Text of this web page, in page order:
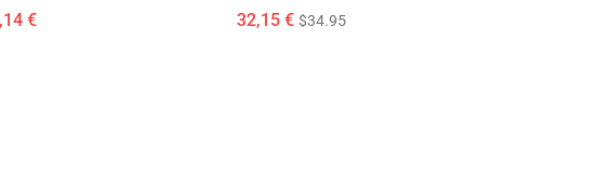
€ 32,15 € $34.95